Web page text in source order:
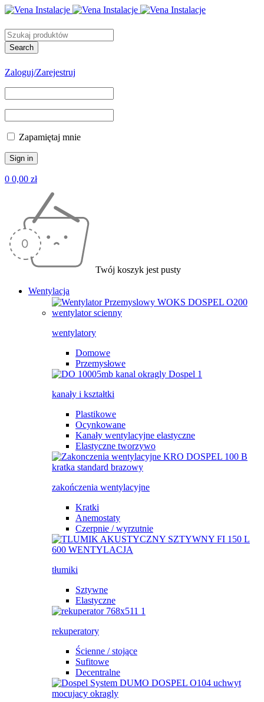
Zaloguj/Zarejestruj
Zapamiętaj mnie
0 0,00 zł
Twój koszyk jest pusty
Wentylacja
wentylatory
Domowe
Przemysłowe
kanały i kształtki
Plastikowe
Ocynkowane
Kanały wentylacyjne elastyczne
Elastyczne tworzywo
zakończenia wentylacyjne
Kratki
Anemostaty
Czerpnie / wyrzutnie
tłumiki
Sztywne
Elastyczne
rekuperatory
Ścienne / stojące
Sufitowe
Decentralne